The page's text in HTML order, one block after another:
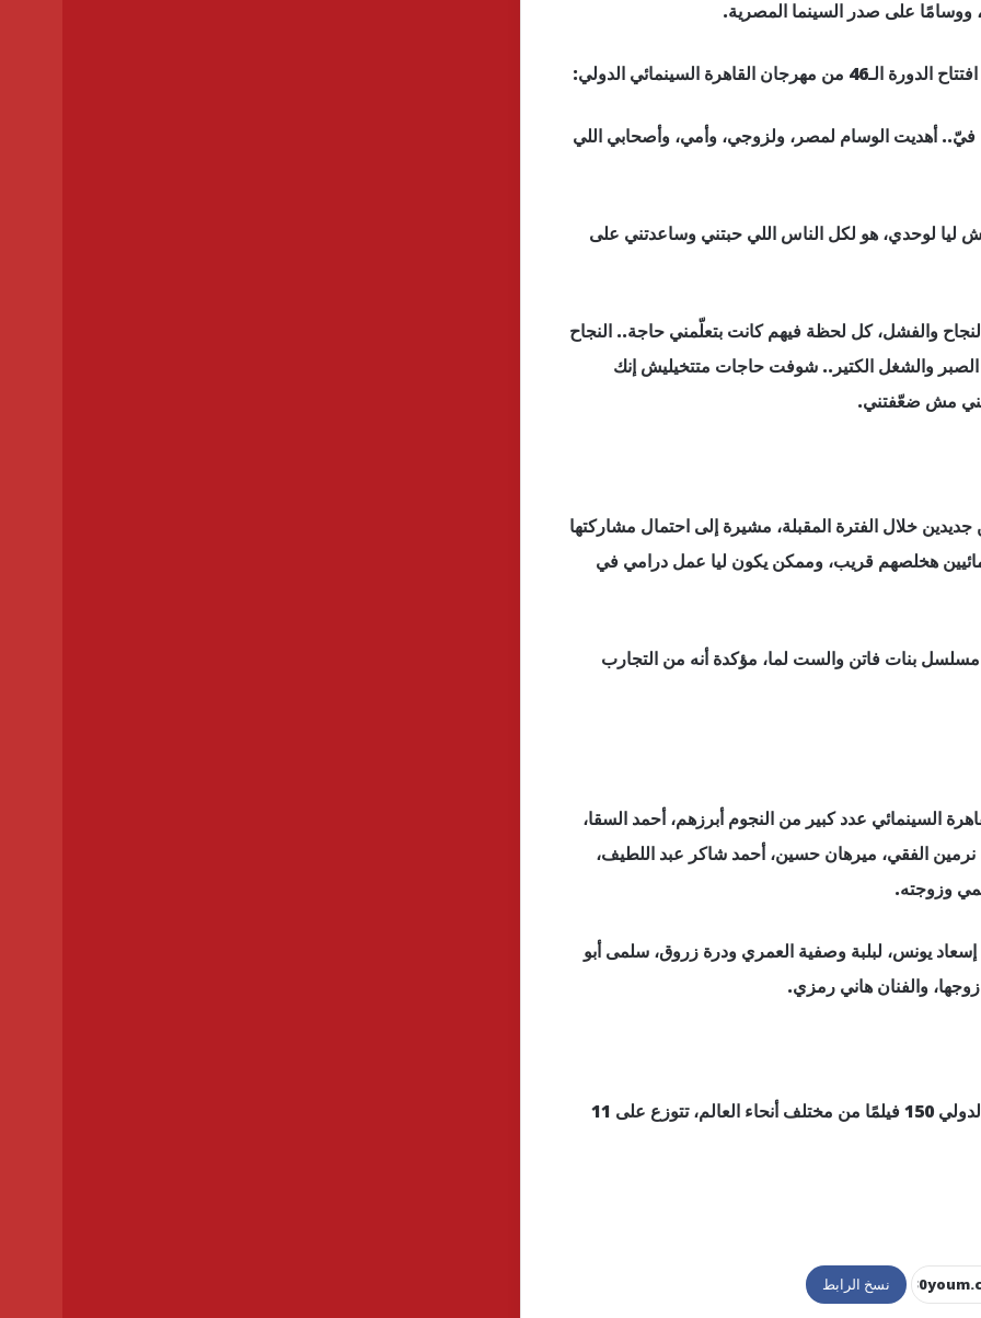
ووسامًا على صدر السينما المصرية.
السينمائي الدولي:
فيّ.. أهديت الوسام لمصر، ولزوجي، وأمي، وأصحابي اللي
ليا لوحدي، هو لكل الناس اللي حبتني وساعدتني على
بالنجاح والفشل، كل لحظة فيهم كانت بتعلّمني حاجة.. النجاح
والشغل الكتير.. شوفت حاجات متتخيليش إنك
مش ضعّفتني.
خلال الفترة المقبلة، مشيرة إلى احتمال مشاركتها
هخلصهم قريب، وممكن يكون ليا عمل درامي في
بنات فاتن والست لما، مؤكدة أنه من التجارب
السينمائي عدد كبير من النجوم أبرزهم، أحمد السقا،
الفقي، ميرهان حسين، أحمد شاكر عبد اللطيف،
وزوجته.
يونس، لبلبة وصفية العمري ودرة زروق، سلمى أبو
والفنان هاني رمزي.
ويشارك بالدورة الـ 46 لمهرجان القاهرة السينمائي الدولي 150 فيلمًا من مختلف أنحاء العالم، تتوزع على 11
نسخ الرابط